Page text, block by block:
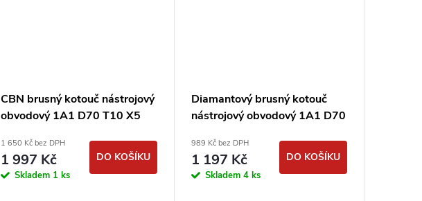
CBN brusný kotouč nástrojový
obvodový 1A1 D70 T10 X5
1 650 Kč bez DPH
1 997 Kč
Skladem 1 ks
DO KOŠÍKU
Diamantový brusný kotouč
nástrojový obvodový 1A1 D70
PDT
989 Kč bez DPH
1 197 Kč
Skladem 4 ks
DO KOŠÍKU